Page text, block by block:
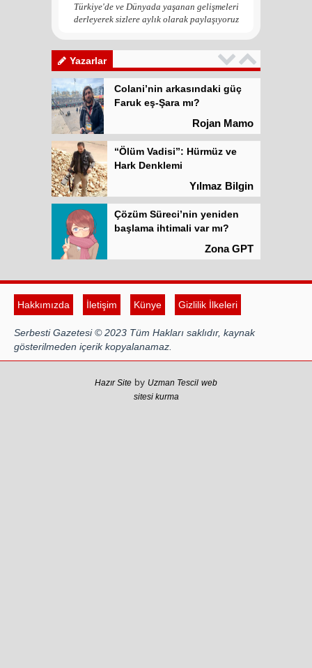
Türkiye'de ve Dünyada yaşanan gelişmeleri
derleyerek sizlere aylık olarak paylaşıyoruz
Yazarlar
Kadına şiddet “Devlet” eliyle
meşrulaştırılıyor
Atilla Yüceak
Colani’nin arkasındaki güç
Faruk eş-Şara mı?
Rojan Mamo
“Ölüm Vadisi”: Hürmüz ve
Hark Denklemi
Yılmaz Bilgin
Çözüm Süreci’nin yeniden
başlama ihtimali var mı?
Zona GPT
Atilla Yüceak
Colani’nin arkasındaki güç
Faruk eş-Şara mı?
“Ölüm Vadisi”: Hürmüz ve
Hakkımızda İletişim Künye Gizlilik İlkeleri
Serbesti Gazetesi © 2023 Tüm Hakları saklıdır, kaynak
gösterilmeden içerik kopyalanamaz.
Hazır Site by Uzman Tescil web
sitesi kurma